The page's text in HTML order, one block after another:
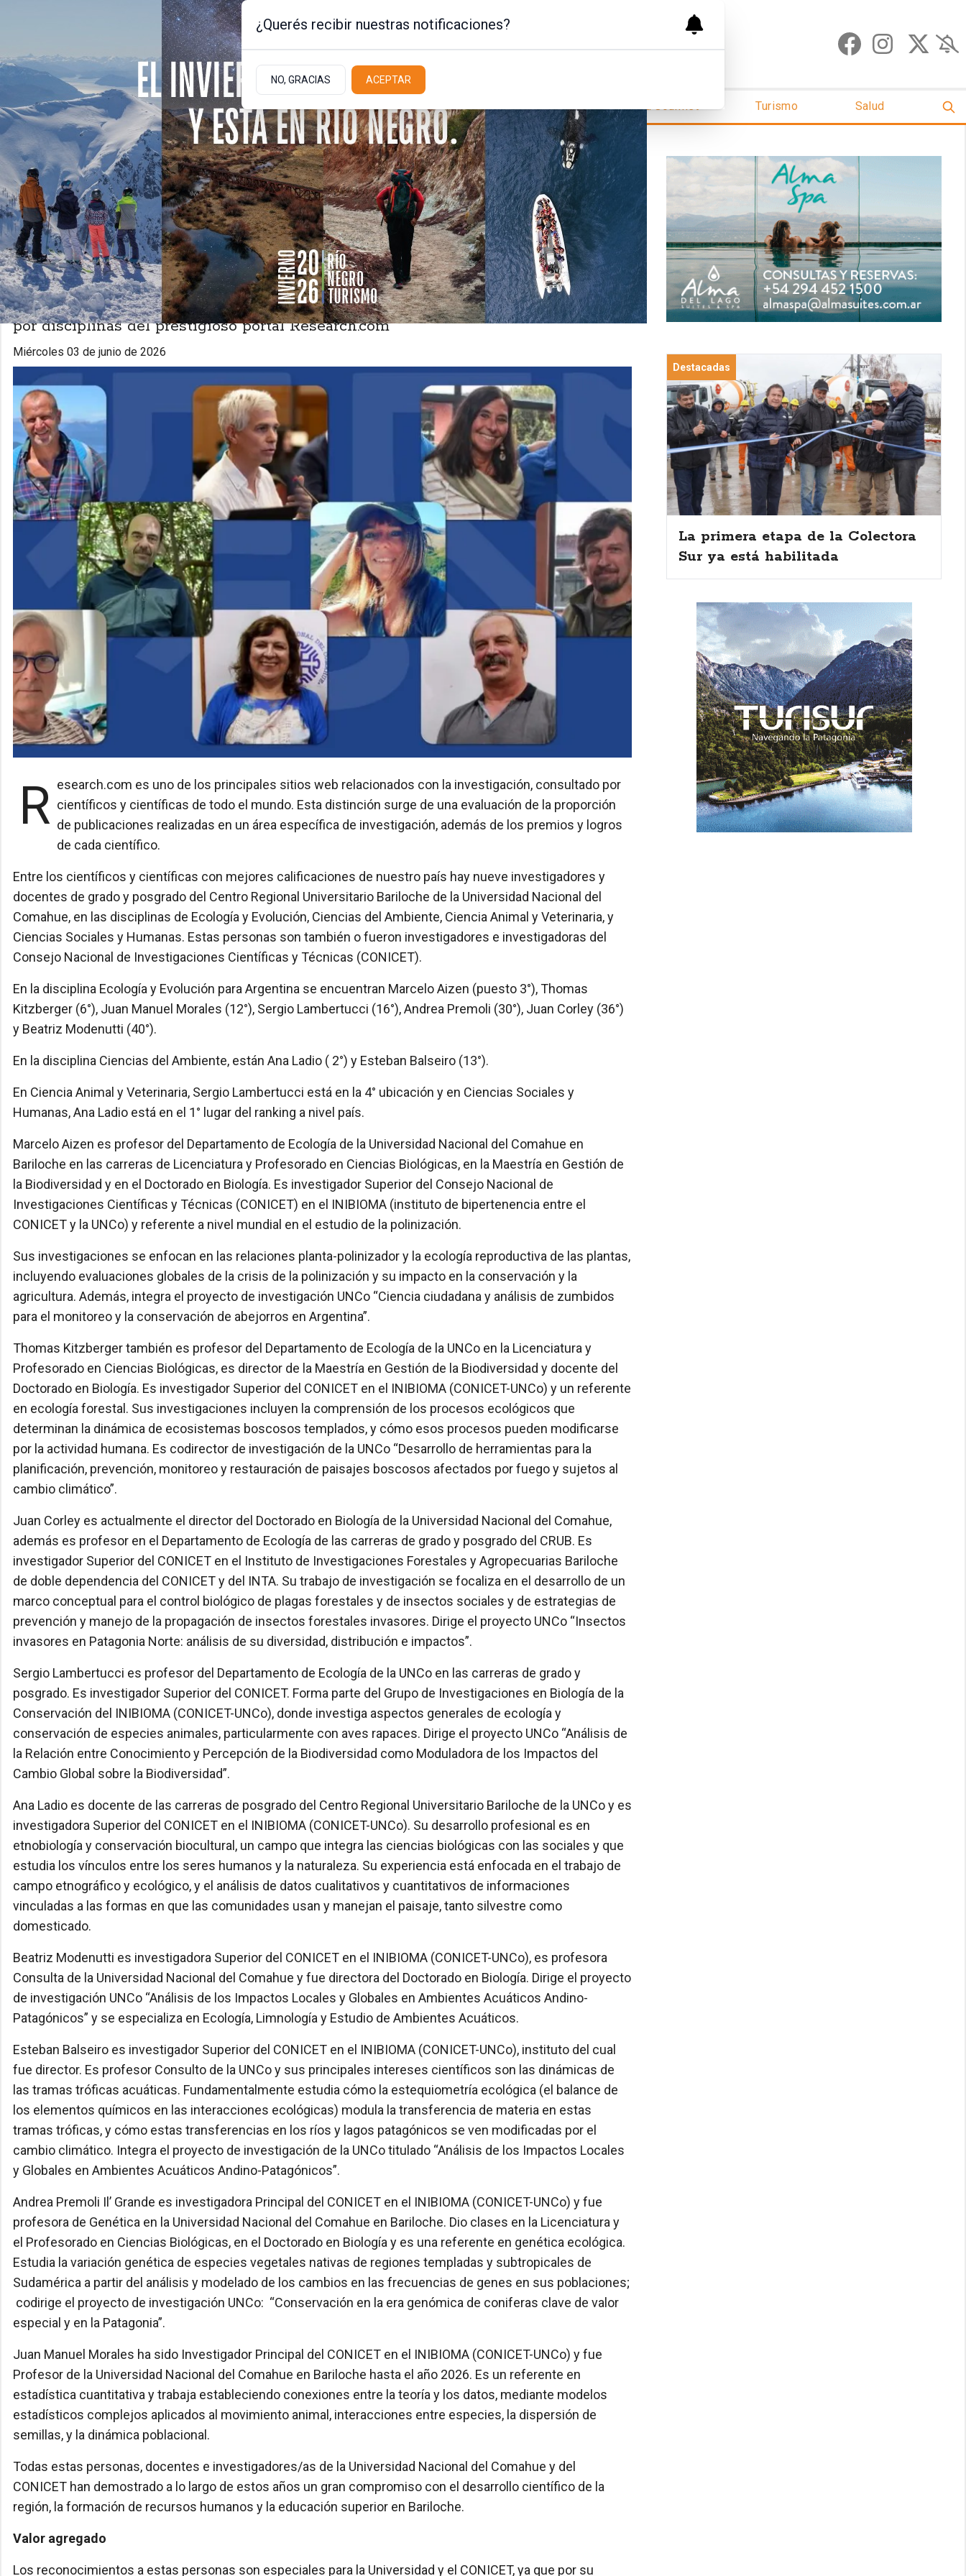
1.3ºc | Bariloche, Rio Negro
Portada Sociedad Empresas Policiales / Judiciales Actualidad Latitud Gourmet Turismo Salud
Sociedad
Universidad Nacional del Comahue
Reconocimiento internacional a
investigadores del CRUB
Varios científicos locales fueron destacados por sus trabajos en las distinciones
por disciplinas del prestigioso portal Research.com
miércoles 03 de junio de 2026
Research.com es uno de los principales sitios web relacionados con la investigación, consultado por científicos y científicas de todo el mundo. Esta distinción surge de una evaluación de la proporción
de publicaciones realizadas en un área específica de investigación, además de los premios y logros
de cada científico.
Entre los científicos y científicas con mejores calificaciones de nuestro país hay nueve investigadores y
docentes de grado y posgrado del Centro Regional Universitario Bariloche de la Universidad Nacional del
Comahue, en las disciplinas de Ecología y Evolución, Ciencias del Ambiente, Ciencia Animal y Veterinaria, y
Ciencias Sociales y Humanas. Estas personas son también o fueron investigadores e investigadoras del
Consejo Nacional de Investigaciones Científicas y Técnicas (CONICET).
En la disciplina Ecología y Evolución para Argentina se encuentran Marcelo Aizen (puesto 3°), Thomas
Kitzberger (6°), Juan Manuel Morales (12°), Sergio Lambertucci (16°), Andrea Premoli (30°), Juan Corley (36°)
y Beatriz Modenutti (40°).
En la disciplina Ciencias del Ambiente, están Ana Ladio ( 2°) y Esteban Balseiro (13°).
En Ciencia Animal y Veterinaria, Sergio Lambertucci está en la 4° ubicación y en Ciencias Sociales y
Humanas, Ana Ladio está en el 1° lugar del ranking a nivel país.
Marcelo Aizen es profesor del Departamento de Ecología de la Universidad Nacional del Comahue en
Bariloche en las carreras de Licenciatura y Profesorado en Ciencias Biológicas, en la Maestría en Gestión de
la Biodiversidad y en el Doctorado en Biología. Es investigador Superior del Consejo Nacional de
Investigaciones Científicas y Técnicas (CONICET) en el INIBIOMA (instituto de bipertenencia entre el
CONICET y la UNCo) y referente a nivel mundial en el estudio de la polinización.
Sus investigaciones se enfocan en las relaciones planta-polinizador y la ecología reproductiva de las plantas,
incluyendo evaluaciones globales de la crisis de la polinización y su impacto en la conservación y la
agricultura. Además, integra el proyecto de investigación UNCo “Ciencia ciudadana y análisis de zumbidos
para el monitoreo y la conservación de abejorros en Argentina”.
Thomas Kitzberger también es profesor del Departamento de Ecología de la UNCo en la Licenciatura y
Profesorado en Ciencias Biológicas, es director de la Maestría en Gestión de la Biodiversidad y docente del
Doctorado en Biología. Es investigador Superior del CONICET en el INIBIOMA (CONICET-UNCo) y un referente
en ecología forestal. Sus investigaciones incluyen la comprensión de los procesos ecológicos que
determinan la dinámica de ecosistemas boscosos templados, y cómo esos procesos pueden modificarse
por la actividad humana. Es codirector de investigación de la UNCo “Desarrollo de herramientas para la
planificación, prevención, monitoreo y restauración de paisajes boscosos afectados por fuego y sujetos al
cambio climático”.
Juan Corley es actualmente el director del Doctorado en Biología de la Universidad Nacional del Comahue,
además es profesor en el Departamento de Ecología de las carreras de grado y posgrado del CRUB. Es
investigador Superior del CONICET en el Instituto de Investigaciones Forestales y Agropecuarias Bariloche
de doble dependencia del CONICET y del INTA. Su trabajo de investigación se focaliza en el desarrollo de un
marco conceptual para el control biológico de plagas forestales y de insectos sociales y de estrategias de
prevención y manejo de la propagación de insectos forestales invasores. Dirige el proyecto UNCo “Insectos
invasores en Patagonia Norte: análisis de su diversidad, distribución e impactos”.
Sergio Lambertucci es profesor del Departamento de Ecología de la UNCo en las carreras de grado y
posgrado. Es investigador Superior del CONICET. Forma parte del Grupo de Investigaciones en Biología de la
Conservación del INIBIOMA (CONICET-UNCo), donde investiga aspectos generales de ecología y
conservación de especies animales, particularmente con aves rapaces. Dirige el proyecto UNCo “Análisis de
la Relación entre Conocimiento y Percepción de la Biodiversidad como Moduladora de los Impactos del
Cambio Global sobre la Biodiversidad”.
Ana Ladio es docente de las carreras de posgrado del Centro Regional Universitario Bariloche de la UNCo y es
investigadora Superior del CONICET en el INIBIOMA (CONICET-UNCo). Su desarrollo profesional es en
etnobiología y conservación biocultural, un campo que integra las ciencias biológicas con las sociales y que
estudia los vínculos entre los seres humanos y la naturaleza. Su experiencia está enfocada en el trabajo de
campo etnográfico y ecológico, y el análisis de datos cualitativos y cuantitativos de informaciones
vinculadas a las formas en que las comunidades usan y manejan el paisaje, tanto silvestre como
domesticado.
Beatriz Modenutti es investigadora Superior del CONICET en el INIBIOMA (CONICET-UNCo), es profesora
Consulta de la Universidad Nacional del Comahue y fue directora del Doctorado en Biología. Dirige el proyecto
de investigación UNCo “Análisis de los Impactos Locales y Globales en Ambientes Acuáticos Andino-
Patagónicos” y se especializa en Ecología, Limnología y Estudio de Ambientes Acuáticos.
Esteban Balseiro es investigador Superior del CONICET en el INIBIOMA (CONICET-UNCo), instituto del cual
fue director. Es profesor Consulto de la UNCo y sus principales intereses científicos son las dinámicas de
las tramas tróficas acuáticas. Fundamentalmente estudia cómo la estequiometría ecológica (el balance de
los elementos químicos en las interacciones ecológicas) modula la transferencia de materia en estas
tramas tróficas, y cómo estas transferencias en los ríos y lagos patagónicos se ven modificadas por el
cambio climático. Integra el proyecto de investigación de la UNCo titulado “Análisis de los Impactos Locales
y Globales en Ambientes Acuáticos Andino-Patagónicos”.
Andrea Premoli Il’ Grande es investigadora Principal del CONICET en el INIBIOMA (CONICET-UNCo) y fue
profesora de Genética en la Universidad Nacional del Comahue en Bariloche. Dio clases en la Licenciatura y
el Profesorado en Ciencias Biológicas, en el Doctorado en Biología y es una referente en genética ecológica.
Estudia la variación genética de especies vegetales nativas de regiones templadas y subtropicales de
Sudamérica a partir del análisis y modelado de los cambios en las frecuencias de genes en sus poblaciones;
codirige el proyecto de investigación UNCo: “Conservación en la era genómica de coniferas clave de valor
especial y en la Patagonia”.
Juan Manuel Morales ha sido Investigador Principal del CONICET en el INIBIOMA (CONICET-UNCo) y fue
Profesor de la Universidad Nacional del Comahue en Bariloche hasta el año 2026. Es un referente en
estadística cuantitativa y trabaja estableciendo conexiones entre la teoría y los datos, mediante modelos
estadísticos complejos aplicados al movimiento animal, interacciones entre especies, la dispersión de
semillas, y la dinámica poblacional.
Todas estas personas, docentes e investigadores/as de la Universidad Nacional del Comahue y del
CONICET han demostrado a lo largo de estos años un gran compromiso con el desarrollo científico de la
región, la formación de recursos humanos y la educación superior en Bariloche.
Valor agregado
Los reconocimientos a estas personas son especiales para la Universidad y el CONICET, ya que por su
Destacadas
La primera etapa de la Colectora
Sur ya está habilitada
¿Querés recibir nuestras notificaciones?
NO, GRACIAS ACEPTAR